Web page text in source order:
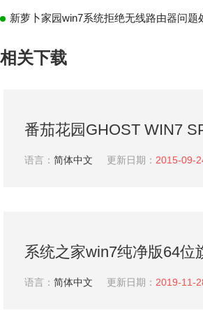
新萝卜家园win7系统拒绝无线路由器问题
相关下载
番茄花园GHOST WIN7
茄花园WIN7纯净版
语言： 简体中文 更新日期： 2015-09-
系统之家win7纯净版64位
语言： 简体中文 更新日期： 2019-11-